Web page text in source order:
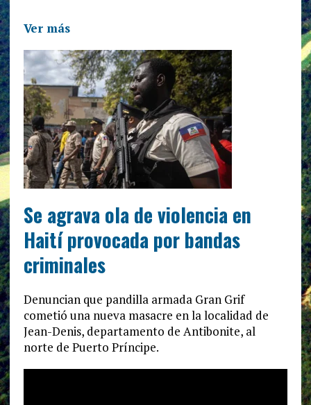
Ver más
Se agrava ola de violencia en
Haití provocada por bandas
criminales
Denuncian que pandilla armada Gran Grif
cometió una nueva masacre en la localidad de
Jean-Denis, departamento de Antibonite, al
norte de Puerto Príncipe.